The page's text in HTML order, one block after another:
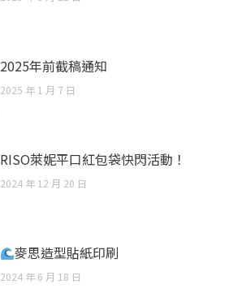
2025年前截稿通知
2025 年 1 月 7 日
RISO萊妮平口紅包袋快閃活動！
2024 年 12 月 20 日
麥思造型貼紙印刷
2024 年 6 月 18 日